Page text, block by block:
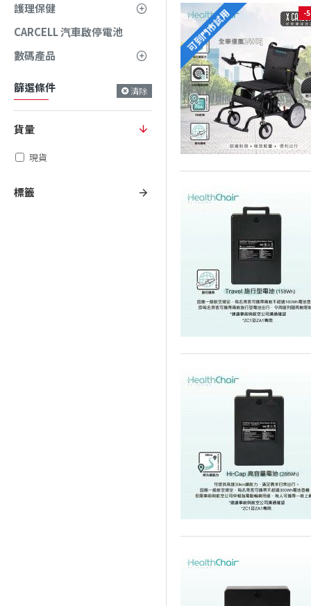
護理保健
CARCELL 汽車啟停電池
數碼產品
篩選條件 清除
標籤
貨量
現貨
可到門市試用 -